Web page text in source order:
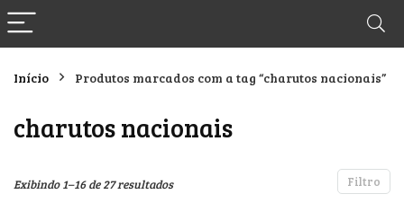
Início Produtos marcados com a tag “charutos nacionais”
charutos nacionais
Filtro
Exibindo 1–16 de 27 resultadosClassificado